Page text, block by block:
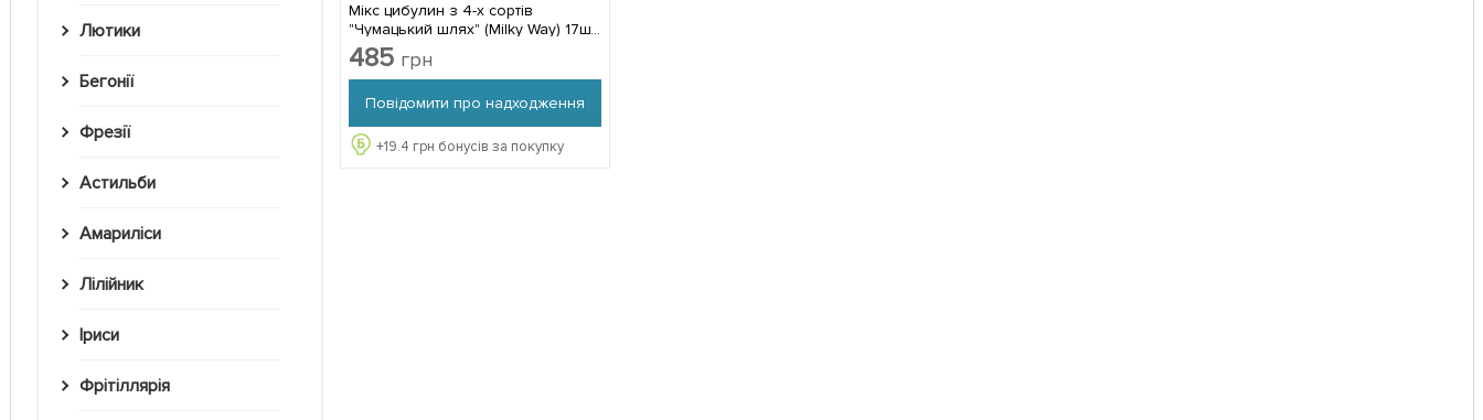
Лютики
Бегонії
Фрезії
Астильби
Амариліси
Лілійник
Іриси
Фрітіллярія
Мікс цибулин з 4-х сортів
"Чумацький шлях" (Milky Way) 17шт
цибулин
485 грн
Повідомити про надходження
+19.4 грн бонусів за покупку